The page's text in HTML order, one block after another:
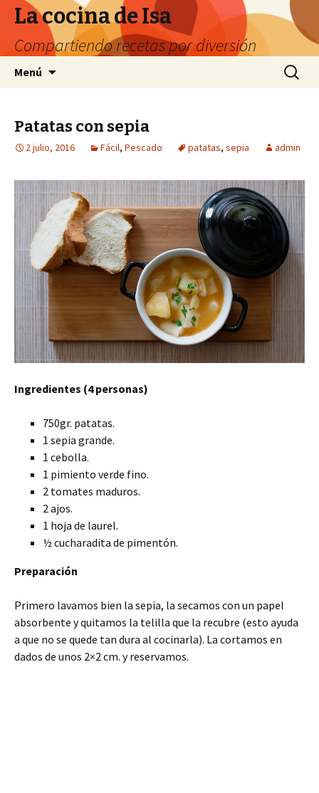
La cocina de Isa
Compartiendo recetas por diversión
Menú Buscar:
Patatas con sepia
2 julio, 2016 Fácil, Pescado patatas, sepia admin
Ingredientes (4 personas)
750gr. patatas.
1 sepia grande.
1 cebolla.
1 pimiento verde fino.
2 tomates maduros.
2 ajos.
1 hoja de laurel.
½ cucharadita de pimentón.
Preparación
Primero lavamos bien la sepia, la secamos con un papel
absorbente y quitamos la telilla que la recubre (esto ayuda
a que no se quede tan dura al cocinarla). La cortamos en
dados de unos 2×2 cm. y reservamos.